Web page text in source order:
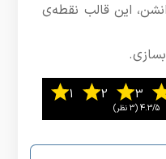
این قالب نقطه‌ی
4.3/5